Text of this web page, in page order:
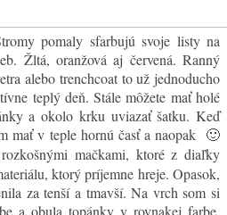
pomaly sfarbujú svoje listy na
Žltá, oranžová aj červená. Ranný
alebo trenchcoat to už jednoducho
teplý deň. Stále môžete mať holé
a okolo krku uviazať šatku. Keď
mať v teple hornú časť a naopak 🙂
mačkami, ktoré z diaľky
ktorý príjemne hreje. Opasok,
za tenší a tmavší. Na vrch som si
a obula topánky v rovnakej farbe,